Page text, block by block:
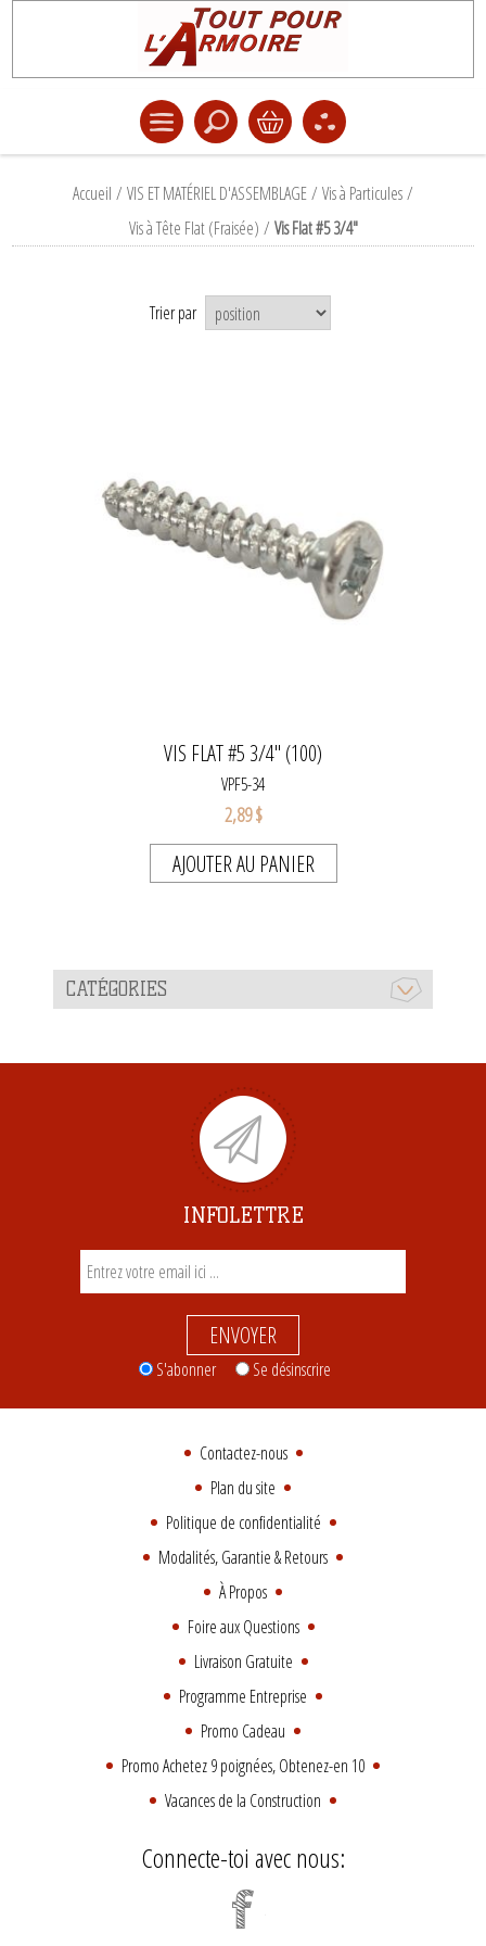
Accueil / VIS ET MATÉRIEL D'ASSEMBLAGE/ Vis à Particules/
Vis à Tête Flat (Fraisée) / Vis Flat #5 3/4"
Trier par
VIS FLAT #5 3/4" (100)
VPF5-34
2,89 $
AJOUTER AU PANIER
CATÉGORIES
INFOLETTRE
ENVOYER
S'abonner Se désinscrire
Contactez-nous
Plan du site
Politique de confidentialité
Modalités, Garantie & Retours
À Propos
Foire aux Questions
Livraison Gratuite
Programme Entreprise
Promo Cadeau
Promo Achetez 9 poignées, Obtenez-en 10
Vacances de la Construction
Connecte-toi avec nous: